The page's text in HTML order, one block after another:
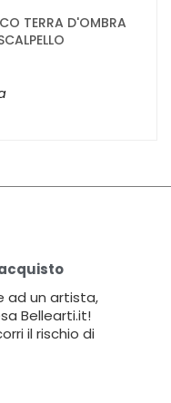
TERRA D'OMBRA
ad un artista,
Bellearti.it!
il rischio di